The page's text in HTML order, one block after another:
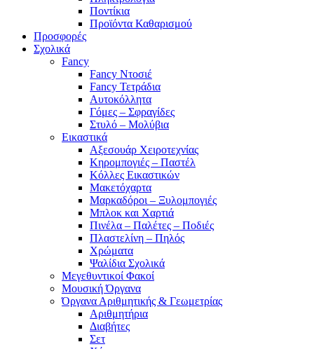
Ποντίκια
Προϊόντα Καθαρισμού
Προσφορές
Σχολικά
Fancy
Fancy Ντοσιέ
Fancy Τετράδια
Αυτοκόλλητα
Γόμες – Σφραγίδες
Στυλό – Μολύβια
Εικαστικά
Αξεσουάρ Χειροτεχνίας
Κηρομπογιές – Παστέλ
Κόλλες Εικαστικών
Μακετόχαρτα
Μαρκαδόροι – Ξυλομπογιές
Μπλοκ και Χαρτιά
Πινέλα – Παλέτες – Ποδιές
Πλαστελίνη – Πηλός
Χρώματα
Ψαλίδια Σχολικά
Μεγεθυντικοί Φακοί
Μουσική Όργανα
Όργανα Αριθμητικής & Γεωμετρίας
Αριθμητήρια
Διαβήτες
Σετ